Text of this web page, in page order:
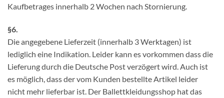
Kaufbetrages innerhalb 2 Wochen nach Stornierung.
§6.
Die angegebene Lieferzeit (innerhalb 3 Werktagen) ist
lediglich eine Indikation. Leider kann es vorkommen dass die
Lieferung durch die Deutsche Post verzögert wird. Auch ist
es möglich, dass der vom Kunden bestellte Artikel leider
nicht mehr lieferbar ist. Der Ballettkleidungsshop hat das